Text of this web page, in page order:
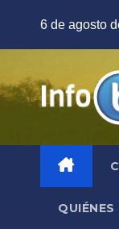
6 de agosto